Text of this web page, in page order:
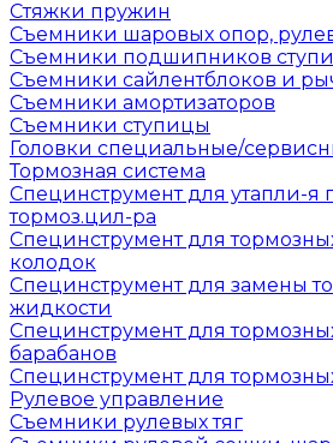
Стяжки пружин
Съемники шаровых опор,
Съемники подшипников
Съемники сайлентблоков и
Съемники амортизаторов
Съемники ступицы
Головки специальные/
Тормозная система
Специнструмент для утапли-я
тормоз.цил-ра
Специнструмент для
колодок
Специнструмент для замены
жидкости
Специнструмент для
барабанов
Специнструмент для
Рулевое управление
Съемники рулевых тяг